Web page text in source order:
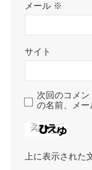
メール ※
サイト
次回のコメ
の名前、メー
上に表示された